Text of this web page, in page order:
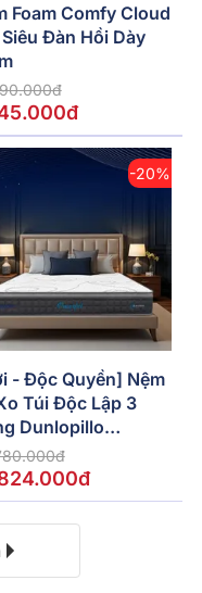
Foam Comfy Cloud
Đàn Hồi Dày
-20%
- Độc Quyền] Nệm
Túi Độc Lập 3
Dunlopillo
Powerful